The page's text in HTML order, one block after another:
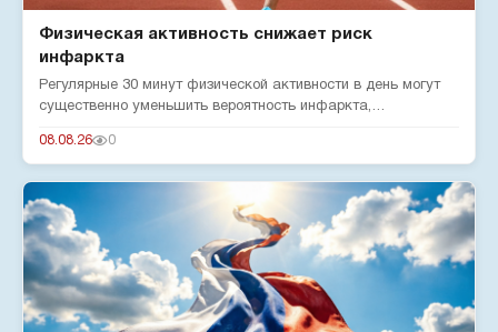
Физическая активность снижает риск
инфаркта
Регулярные 30 минут физической активности в день могут
существенно уменьшить вероятность инфаркта,
08.08.26 0